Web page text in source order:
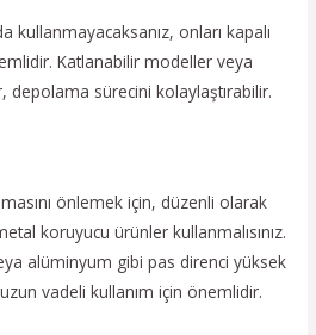
kullanmayacaksanız, onları kapalı
Katlanabilir modeller veya
depolama sürecini kolaylaştırabilir.
önlemek için, düzenli olarak
koruyucu ürünler kullanmalısınız.
alüminyum gibi pas direnci yüksek
vadeli kullanım için önemlidir.